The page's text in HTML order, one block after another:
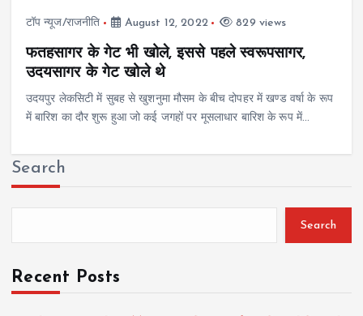
टॉप न्यूज/राजनीति August 12, 2022 829 views
फतहसागर के गेट भी खोले, इससे पहले स्वरूपसागर,
उदयसागर के गेट खोले थे
उदयपुर लेकसिटी में सुबह से खुशनुमा मौसम के बीच दोपहर में खण्ड वर्षा के रूप
में बारिश का दौर शुरू हुआ जो कई जगहों पर मूसलाधार बारिश के रूप में…
Search
Search
Recent Posts